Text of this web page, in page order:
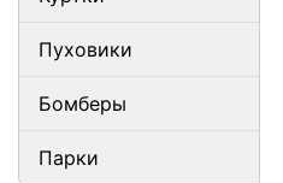
Пуховики
Бомберы
Парки